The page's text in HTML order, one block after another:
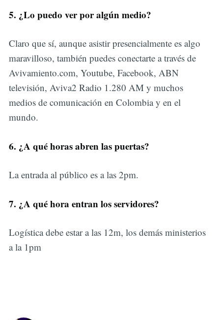
5. ¿Lo puedo ver por algún medio?
Claro que sí, aunque asistir presencialmente es algo
maravilloso, también puedes conectarte a través de
Avivamiento.com, Youtube, Facebook, ABN
televisión, Aviva2 Radio 1.280 AM y muchos
medios de comunicación en Colombia y en el
mundo.
6. ¿A qué horas abren las puertas?
La entrada al público es a las 2pm.
7. ¿A qué hora entran los servidores?
Logística debe estar a las 12m, los demás ministerios
a la 1pm